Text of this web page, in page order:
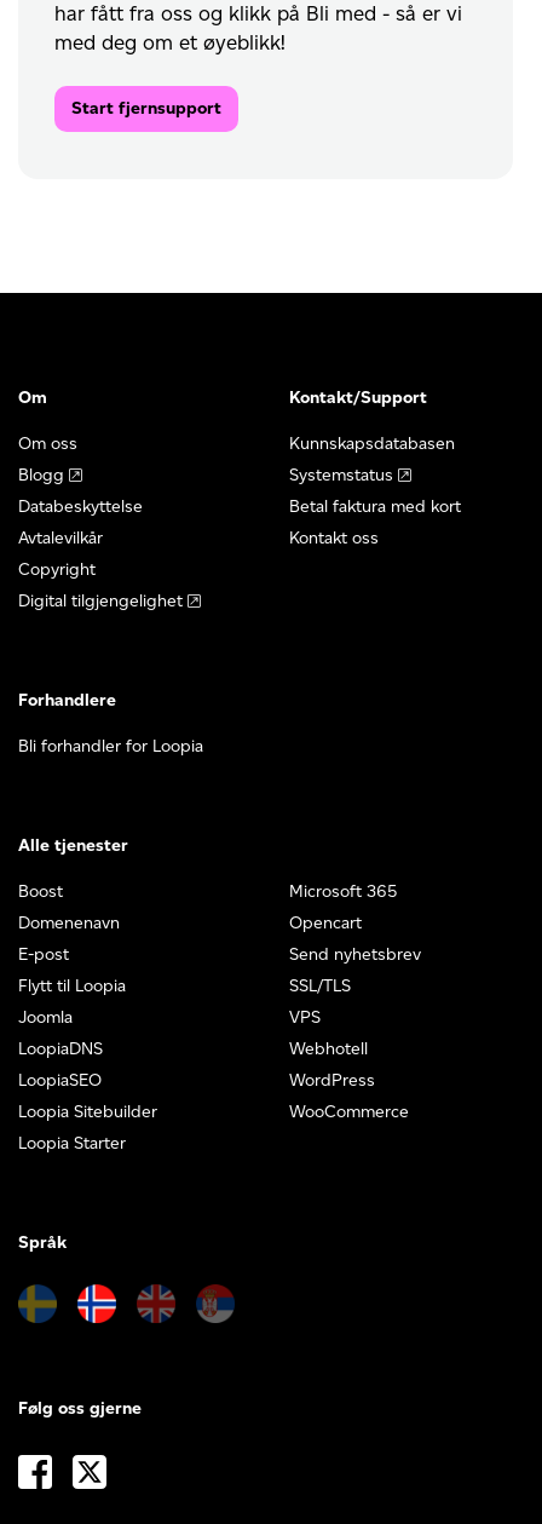
har fått fra oss og klikk på Bli med - så er vi
med deg om et øyeblikk!
Start fjernsupport
Om
Om oss
Blogg
Databeskyttelse
Avtalevilkår
Copyright
Digital tilgjengelighet
Kontakt/Support
Kunnskapsdatabasen
Systemstatus
Betal faktura med kort
Kontakt oss
Forhandlere
Bli forhandler for Loopia
Alle tjenester
Boost
Domenenavn
E-post
Flytt til Loopia
Joomla
LoopiaDNS
LoopiaSEO
Loopia Sitebuilder
Loopia Starter
Microsoft 365
Opencart
Send nyhetsbrev
SSL/TLS
VPS
Webhotell
WordPress
WooCommerce
Språk
Følg oss gjerne